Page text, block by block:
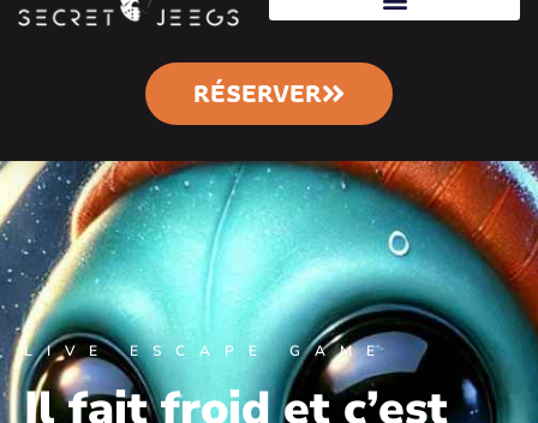
RÉSERVER
LIVE ESCAPE GAME
Il fait froid et c’est